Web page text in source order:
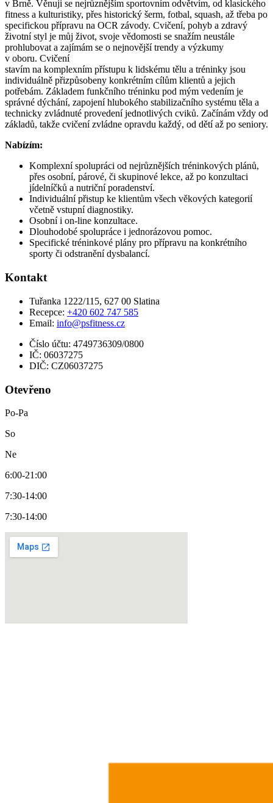
v Brně. Věnuji se nejrůznějším sportovním odvětvím, od klasického
fitness a kulturistiky, přes historický šerm, fotbal, squash, až třeba po
specifickou přípravu na OCR závody. Cvičení, pohyb a zdravý
životní styl je můj život, svoje vědomosti se snažím neustále
prohlubovat a zajímám se o nejnovější trendy a výzkumy
v oboru. Cvičení
stavím na komplexním přístupu k lidskému tělu a tréninky jsou
individuálně přizpůsobeny konkrétním cílům klientů a jejich
potřebám. Základem funkčního tréninku pod mým vedením je
správné dýchání, zapojení hlubokého stabilizačního systému těla a
technicky zvládnuté provedení jednotlivých cviků. Začínám vždy od
základů, takže cvičení zvládne opravdu každý, od dětí až po seniory.
Nabízím:
Komplexní spolupráci od nejrůznějších tréninkových plánů,
přes osobní, párové, či skupinové lekce, až po konzultaci
jídelníčků a nutriční poradenství.
Individuální přistup ke klientům všech věkových kategorií
včetně vstupní diagnostiky.
Osobní i on-line konzultace.
Dlouhodobé spolupráce i jednorázovou pomoc.
Specifické tréninkové plány pro přípravu na konkrétního
sporty či odstranění dysbalancí.
Kontakt
Tuřanka 1222/115, 627 00 Slatina
Recepce: +420 602 747 585
Email: info@psfitness.cz
Číslo účtu: 4749736309/0800
IČ: 06037275
DIČ: CZ06037275
Otevřeno
Po-Pa
So
Ne
6:00-21:00
7:30-14:00
7:30-14:00